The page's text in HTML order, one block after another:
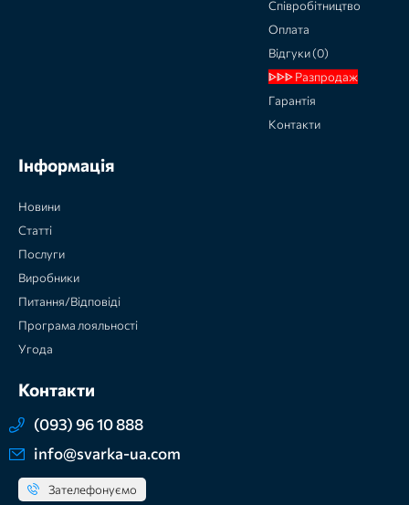
Співробітництво
Оплата
Відгуки (0)
ᐈᐈᐈ Разпродаж
Гарантія
Контакти
Інформація
Новини
Статті
Послуги
Виробники
Питання/Відповіді
Програма лояльності
Угода
Контакти
(093) 96 10 888
info@svarka-ua.com
Зателефонуємо